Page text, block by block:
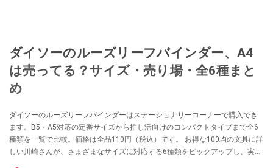
ダイソーのルーズリーフバインダー、A4
は売ってる？サイズ・売り場・全6種まと
め
ダイソーのルーズリーフバインダーはステーショナリーコーナーで購入でき
ます。B5・A5対応の定番サイズから推し活向けのコンパクトタイプまで全6
種類を一覧で比較。価格は全品110円（税込）です。 お得な100均の文具に詳
しい川崎さんが、さまざまなサイズに対応する6種類をピックアップし、実際